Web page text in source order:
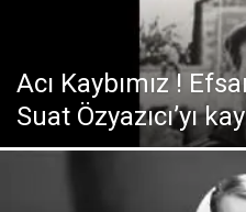
Acı Kaybımız !
Suat Özyazıcı’yı